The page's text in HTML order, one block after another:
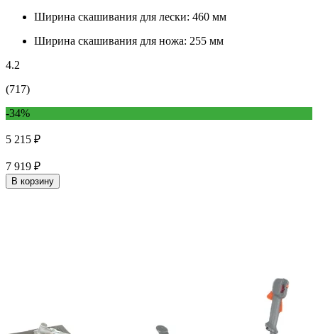
Ширина скашивания для лески: 460 мм
Ширина скашивания для ножа: 255 мм
4.2
(717)
-34%
5 215 ₽
7 919 ₽
В корзину